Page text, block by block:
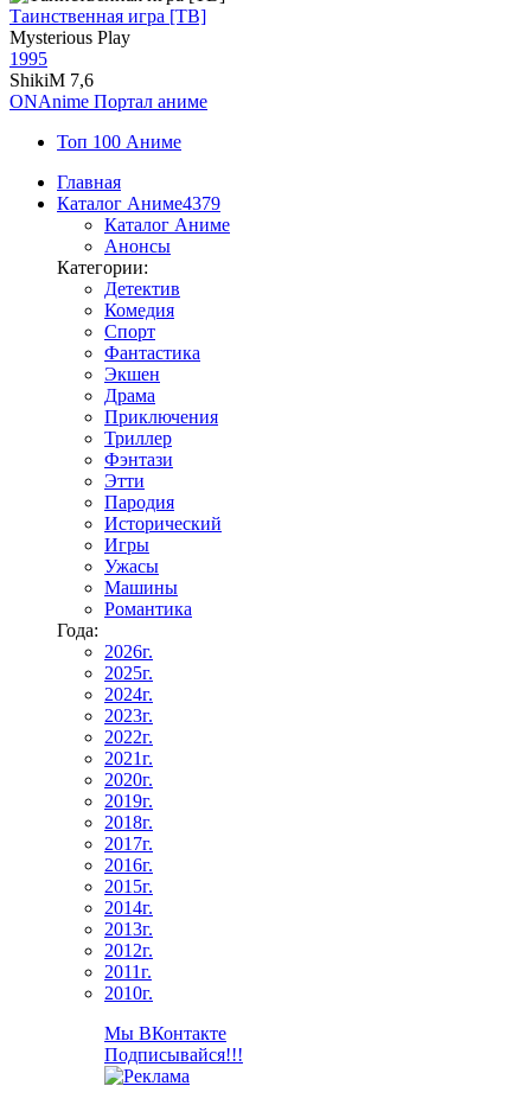
Таинственная игра [ТВ]
Mysterious Play
1995
ShikiM 7,6
ONAnime Портал аниме
Топ 100 Аниме
Главная
Каталог Аниме4379
Каталог Аниме
Анонсы
Категории:
Детектив
Комедия
Спорт
Фантастика
Экшен
Драма
Приключения
Триллер
Фэнтази
Этти
Пародия
Исторический
Игры
Ужасы
Машины
Романтика
Года:
2026г.
2025г.
2024г.
2023г.
2022г.
2021г.
2020г.
2019г.
2018г.
2017г.
2016г.
2015г.
2014г.
2013г.
2012г.
2011г.
2010г.
Мы ВКонтакте
Подписывайся!!!